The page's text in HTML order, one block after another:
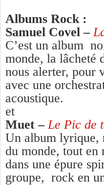
Albums Rock :
Samuel Covel –
C’est un album
monde, la lâcheté
nous alerter, pour
avec une
acoustique.
et
Muet – Le Pic de
Un album lyrique,
du monde, tout en
dans une épure
groupe, rock en